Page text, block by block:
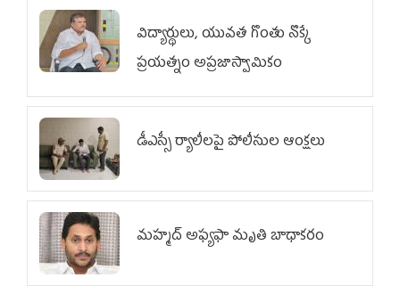
విద్యార్థులు, యువత గొంతు నొక్కే
ప్రయత్నం అప్రజాస్వామికం
డీఎస్సీ ర్యాలీలపై పోలీసుల ఆంక్షలు
మహ్మద్‌ అఫ్యఫా మృతి బాధాకరం